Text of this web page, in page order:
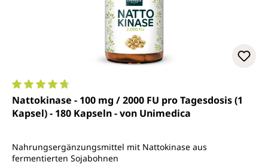
Durchschnittliche Bewertung von 4.8 von 5 Sternen
Nattokinase - 100 mg / 2000 FU pro Tagesdosis (1
Kapsel) - 180 Kapseln - von Unimedica
Nahrungsergänzungsmittel mit Nattokinase aus
fermentierten Sojabohnen